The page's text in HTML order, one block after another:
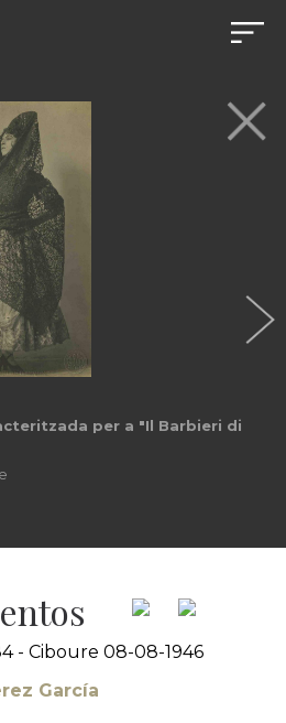
per a "Il Barbieri di
- Ciboure 08-08-1946
García